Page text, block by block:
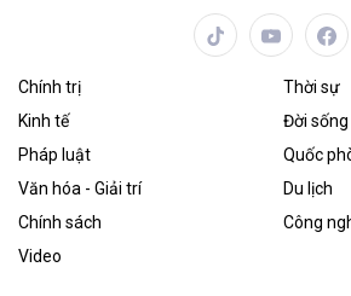
Chính trị
Thời sự
Kinh tế
Đời sống
Pháp luật
Quốc
Văn hóa - Giải trí
Du lịch
Chính sách
Công
Video